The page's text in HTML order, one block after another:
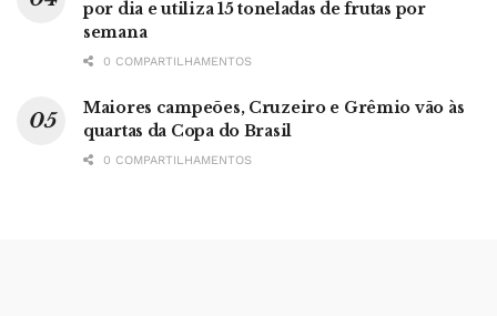
por dia e utiliza 15 toneladas de frutas por
semana
0 COMPARTILHAMENTOS
Maiores campeões, Cruzeiro e Grêmio vão às
quartas da Copa do Brasil
0 COMPARTILHAMENTOS